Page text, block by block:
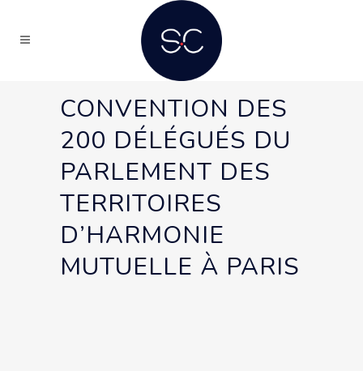
CONVENTION DES
200 DÉLÉGUÉS DU
PARLEMENT DES
TERRITOIRES
D’HARMONIE
MUTUELLE À PARIS